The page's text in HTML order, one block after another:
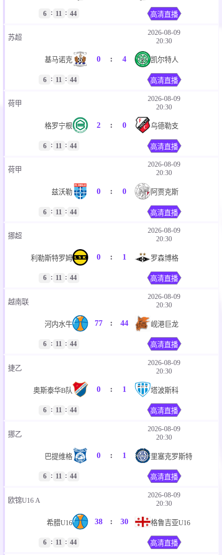
6 : 11 : 44 高清直播
苏超
2026-08-09
20:30
基马诺克 0 : 4 凯尔特人
6 : 11 : 44 高清直播
荷甲
2026-08-09
20:30
格罗宁根 2 : 0 乌德勒支
6 : 11 : 44 高清直播
荷甲
2026-08-09
20:30
兹沃勒 0 : 0 阿贾克斯
6 : 11 : 44 高清直播
挪超
2026-08-09
20:30
利勒斯特罗姆 0 : 1 罗森博格
6 : 11 : 44 高清直播
越南联
2026-08-09
20:30
河内水牛 77 : 44 岘港巨龙
6 : 11 : 44 高清直播
捷乙
2026-08-09
20:30
奥斯泰华B队 0 : 1 塔波斯科
6 : 11 : 44 高清直播
挪乙
2026-08-09
20:30
巴提维格 0 : 1 里塞克罗斯特
6 : 11 : 44 高清直播
欧锦U16 A
2026-08-09
20:30
希腊U16 38 : 30 格鲁吉亚U16
6 : 11 : 44 高清直播